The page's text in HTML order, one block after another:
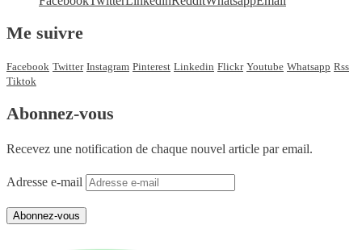
Me suivre
Facebook Twitter Instagram Pinterest Linkedin Flickr Youtube Whatsapp Rss
Tiktok
Abonnez-vous
Recevez une notification de chaque nouvel article par email.
Adresse e-mail
Abonnez-vous